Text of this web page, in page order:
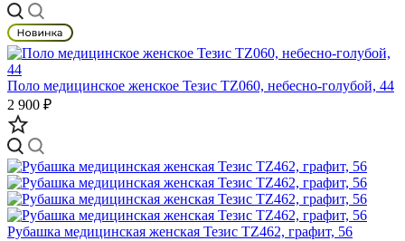
Поло медицинское женское Тезис TZ060, небесно-голубой, 44
2 900 ₽
Рубашка медицинская женская Тезис TZ462, графит, 56